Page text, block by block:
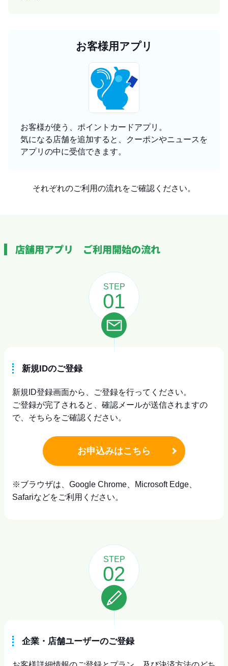
お客様用アプリ
お客様が使う、ポイントカードアプリ。
気になる店舗を追加すると、クーポンやニュースを
アプリの中に受信できます。
それぞれのご利用の流れをご確認ください。
店舗用アプリ ご利用開始の流れ
STEP
01
新規IDのご登録
新規ID登録画面から、ご登録を行ってください。
ご登録が完了されると、確認メールが送信されますの
で、そちらをご確認ください。
お申込みはこちら
※ブラウザは、Google Chrome、Microsoft Edge、
Safariなどをご利用ください。
STEP
02
企業・店舗ユーザーのご登録